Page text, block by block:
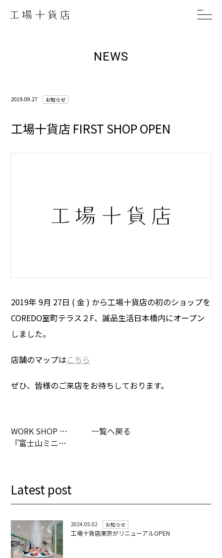
NEWS
2019.09.27 お知らせ
工場十貨店 FIRST SHOP OPEN
2019年 9月 27日 ( 金 ) から工場十貨店の初のショップを
COREDO室町テラス２F、誠品生活日本橋内にオープン
しました。
店舗のマップはこちら
ぜひ、皆様のご来店をお待ちしております。
WORK SHOP 傘の生地で作る
『富士山ミニエコバック』
一覧へ戻る
Latest post
2024.05.02 お知らせ
工場十貨店東京がリニューアルOPEN